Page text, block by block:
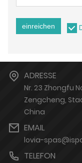
einreichen
ADRESSE
Nr. 23 Zhongfu
Zengcheng,
China
EMAIL
lovia-
TELEFON